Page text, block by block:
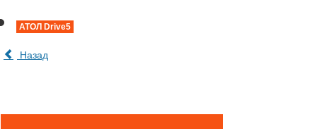
АТОЛ Drive5
Назад